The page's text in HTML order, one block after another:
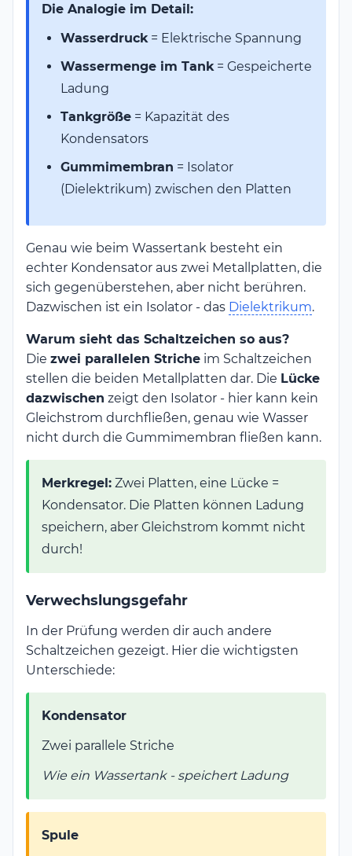
Die Analogie im Detail:
Wasserdruck= Elektrische Spannung
Wassermenge im Tank= Gespeicherte
Ladung
Tankgröße = Kapazität des
Kondensators
Gummimembran = Isolator
(Dielektrikum) zwischen den Platten
Genau wie beim Wassertank besteht ein
echter Kondensator aus zwei Metallplatten, die
sich gegenüberstehen, aber nicht berühren.
Dazwischen ist ein Isolator - das Dielektrikum.
Warum sieht das Schaltzeichen so aus?
Die zwei parallelen Striche im Schaltzeichen
stellen die beiden Metallplatten dar. Die Lücke
dazwischen zeigt den Isolator - hier kann kein
Gleichstrom durchfließen, genau wie Wasser
nicht durch die Gummimembran fließen kann.
Merkregel: Zwei Platten, eine Lücke =
Kondensator. Die Platten können Ladung
speichern, aber Gleichstrom kommt nicht
durch!
Verwechslungsgefahr
In der Prüfung werden dir auch andere
Schaltzeichen gezeigt. Hier die wichtigsten
Unterschiede:
Kondensator
Zwei parallele Striche
Wie ein Wassertank - speichert Ladung
Spule